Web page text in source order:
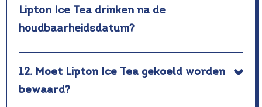
Lipton Ice Tea drinken na de
houdbaarheidsdatum?
12. Moet Lipton Ice Tea gekoeld worden
bewaard?